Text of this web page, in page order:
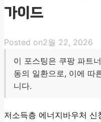
가이드
Posted on2월 22, 2026
이 포스팅은 쿠팡 파트
동의 일환으로, 이에 따
니다.
저소득층 에너지바우처